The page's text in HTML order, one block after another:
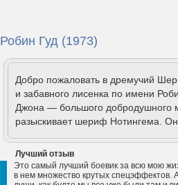
Робин Гуд (1973)
Добро пожаловать в дремучий
и забавного лисенка по имени
Джона — большого добродушного
разыскивает шериф Нотингема.
Лучший отзыв
Это самый лучший боевик за всю мою
в нем множество крутых спецэффектов.